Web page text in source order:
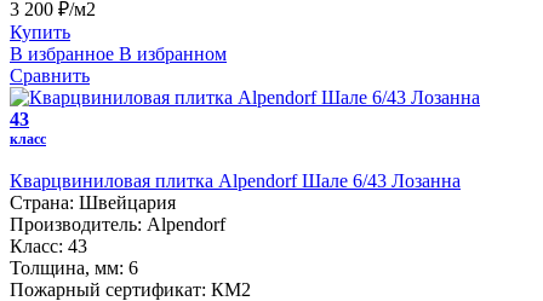
3 200 ₽/м2
Купить
В избранное В избранном
Сравнить
43
класс
Кварцвиниловая плитка Alpendorf Шале 6/43 Лозанна
Страна: Швейцария
Производитель: Alpendorf
Класс: 43
Толщина, мм: 6
Пожарный сертификат: КМ2